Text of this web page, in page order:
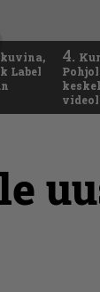
Label
4.